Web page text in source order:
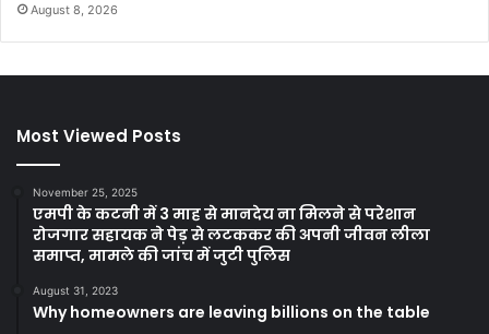
August 8, 2026
Most Viewed Posts
November 25, 2025
एमपी के कटनी में 3 माह से मानदेय ना मिलने से परेशान
रोजगार सहायक ने पेड़ से लटककर की अपनी जीवन लीला
समाप्त, मामले की जांच में जुटी पुलिस
August 31, 2023
Why homeowners are leaving billions on the table